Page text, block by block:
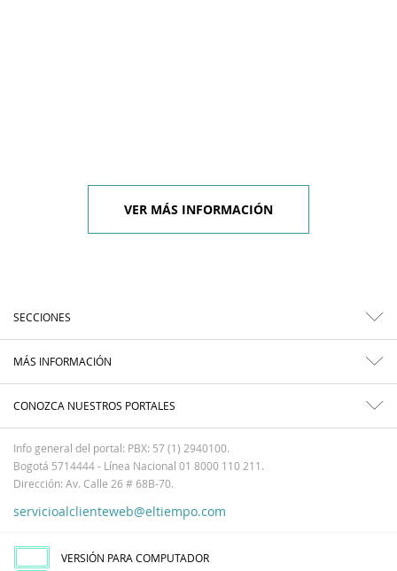
VER MÁS INFORMACIÓN
SECCIONES
MÁS INFORMACIÓN
CONOZCA NUESTROS PORTALES
Info general del portal: PBX: 57 (1) 2940100.
Bogotá 5714444 - Línea Nacional 01 8000 110 211.
Dirección: Av. Calle 26 # 68B-70.
servicioalclienteweb@eltiempo.com
VERSIÓN PARA COMPUTADOR